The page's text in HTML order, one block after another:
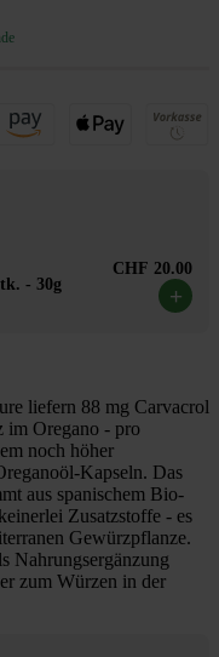
- 30g
CHF 20.00
+
liefern 88 mg Carvacrol
im Oregano - pro
noch höher
Kapseln. Das
aus spanischem Bio-
Zusatzstoffe - es
Gewürzpflanze.
Nahrungsergänzung
zum Würzen in der